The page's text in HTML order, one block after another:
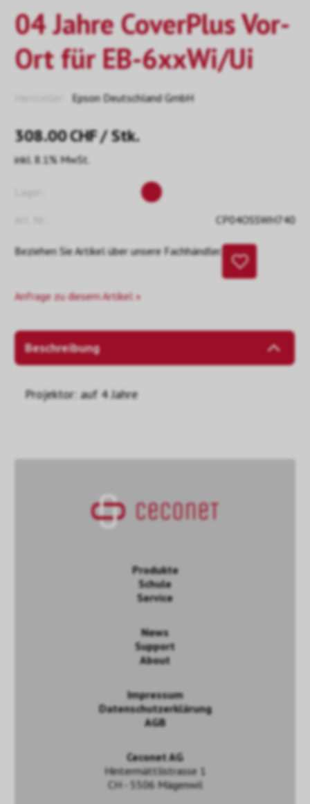
04 Jahre CoverPlus Vor-
Ort für EB-6xxWi/Ui
Epson Deutschland GmbH
308.00CHF/ Stk.
inkl. 8.1% MwSt.
CP04OSSWH740
Beziehen Sie Artikel über unsere Fachhändler.
Anfrage zu diesem Artikel »
Beschreibung
Projektor: auf 4 Jahre
Produkte
Schule
Service
News
Support
About
Impressum
Datenschutzerklärung
AGB
Ceconet AG
Hintermättlistrasse 1
CH - 5506 Mägenwil